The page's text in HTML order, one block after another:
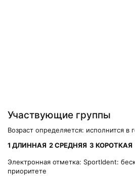
Участвующие группы
Возраст определяется: исполнится в
1 ДЛИННАЯ 2 СРЕДНЯЯ 3 КОРОТКАЯ
Электронная отметка: SportIdent:
приоритете